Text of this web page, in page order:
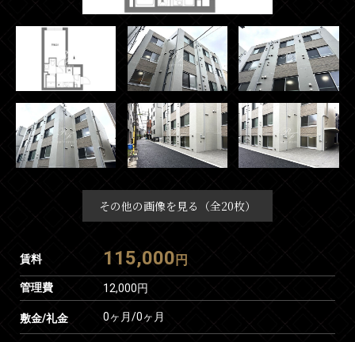
その他の画像を見る（全20枚）
賃料 115,000 円
管理費 12,000円
敷金/礼金 0ヶ月/0ヶ月